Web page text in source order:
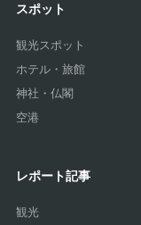
スポット
観光スポット
ホテル・旅館
神社・仏閣
空港
レポート記事
観光